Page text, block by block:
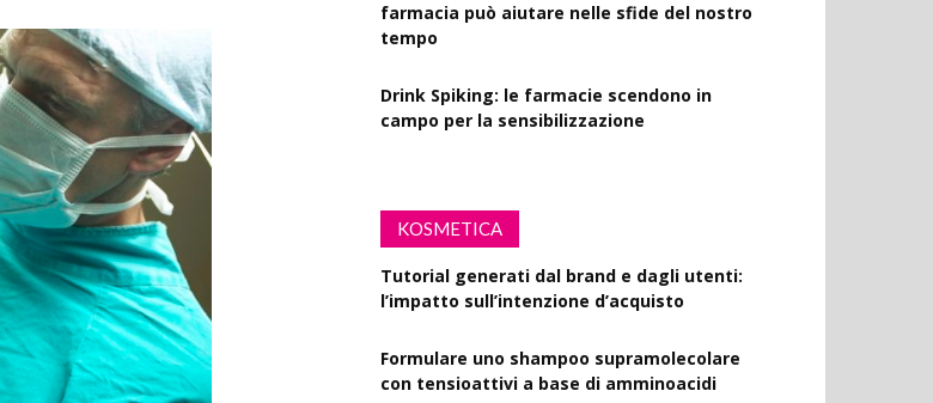
farmacia può aiutare nelle sfide del nostro
tempo
Drink Spiking: le farmacie scendono in
campo per la sensibilizzazione
KOSMETICA
Tutorial generati dal brand e dagli utenti:
l’impatto sull’intenzione d’acquisto
Formulare uno shampoo supramolecolare
con tensioattivi a base di amminoacidi